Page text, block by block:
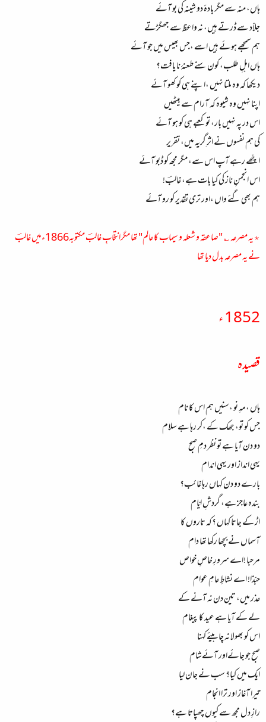
ہاں، منہ سے مگر بادۂ دو شینہ کی بو آئے
جلاّد سے ڈرتے ہیں، نہ واعظ سے جھگڑتے
ہم سمجھے ہوئے ہیں اسے ،جس بھیس میں جو آئے
ہاں اہلِ طلب، کون سنے طعنۂ نا یافت؟
دیکھا کہ وہ ملتا نہیں ،اپنے ہی کو کھو آئے
اپنا نہیں وہ شیوہ کہ آرام سے بیٹھیں
اس در پہ نہیں بار، تو کعبے ہی کو ہو آئے
کی ہم نفسوں نے اثرِ گریہ میں، تقریر
اچّھے رہے آپ اس سے، مگر مجھ کو ڈبو آئے
اس انجمنِ ناز کی کیا بات ہے، غالبؔ!
ہم بھی گئے واں ،اور تری تقدیر کو رو آئے
٭یہ مصرعہ ؎ "صاعقہ و شعلہ و سیماب کا عالم" تھا مگرانتخابِ غالبؔ مکتوبہ1866ءمیں غالبؔ
نے یہ مصرعہ بدل دیا تھا
1852 ء
قصیدہ
ہاں ، مہِ نو ،سنیں ہم اس کا نام
جس کو تو، جھک کے ،کر رہا ہے سلام
دو دن آیا ہے تو نظر دمِ صبح
یہی انداز اور یہی اندام
بارے دو دن کہاں رہا غائب؟
بندہ عاجز ہے، گردشِ ایّام
اڑ کے جاتا کہاں ؟کہ تاروں کا
آسماں نے بچھا رکھا تھا دام
مرحبا !اے سرورِ خاصِ خواص
حبّذا! اے نشاطِ عامِ عوام
عذر میں، تین دن نہ آنے کے
لے کے آیا ہے عید کا پیغام
اس کو بھولا نہ چاہیئے کہنا
صبح جو جائےاور آئےشام
ایک میں کیا؟ سب نے جان لیا
تیرا آغاز اور ترا انجام
رازِ دل مجھ سے کیوں چھپاتا ہے؟